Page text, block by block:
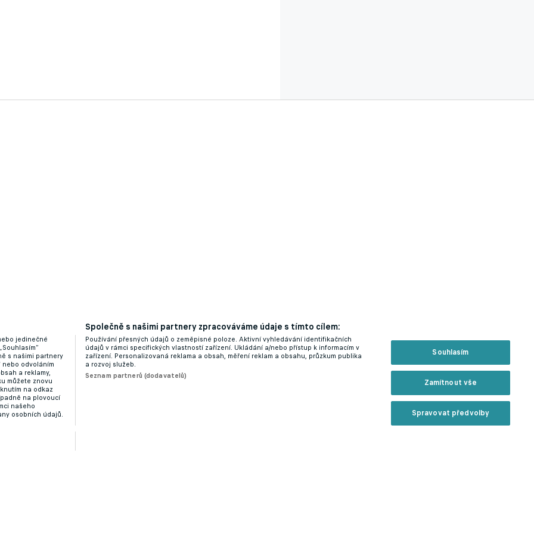
výzvou Zlatohlávek z Pardubic
jedinečné
s našimi partnery
nebo odvoláním
a reklamy,
můžete znovu
na odkaz
na plovoucí
našeho
osobních údajů.
Společně s našimi partnery zpracováváme údaje s tímto cílem:
Používání přesných údajů o zeměpisné poloze. Aktivní vyhledávání identifikačních
údajů v rámci specifických vlastností zařízení. Ukládání a/nebo přístup k informacím v
zařízení. Personalizovaná reklama a obsah, měření reklam a obsahu, průzkum publika
a rozvoj služeb.
Seznam partnerů (dodavatelů)
Souhlasím
Zamítnout vše
Spravovat předvolby